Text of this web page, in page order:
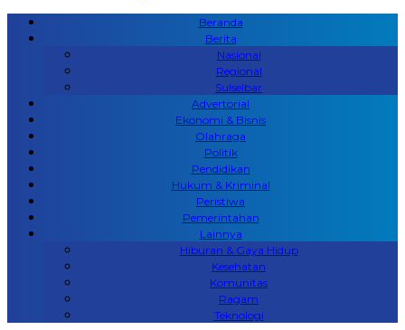
Beranda
Berita
Nasional
Regional
Sulselbar
Advertorial
Ekonomi & Bisnis
Olahraga
Politik
Pendidikan
Hukum & Kriminal
Peristiwa
Pemerintahan
Lainnya
Hiburan & Gaya Hidup
Kesehatan
Komunitas
Ragam
Teknologi